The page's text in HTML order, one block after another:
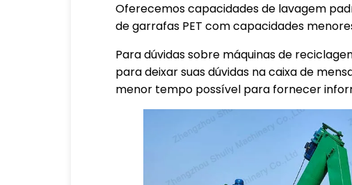
Oferecemos capacidades de lavagem
de garrafas PET com capacidades
Para dúvidas sobre máquinas de
para deixar suas dúvidas na caixa de
menor tempo possível para fornecer